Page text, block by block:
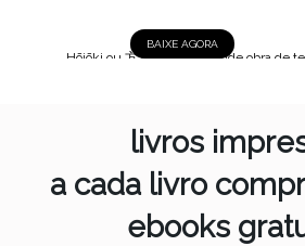
Hōjōki ou 方丈記, 1212 Grande obra de
da impermanência, afastando-se da
BAIXE AGORA
livros
a cada livro
ebooks